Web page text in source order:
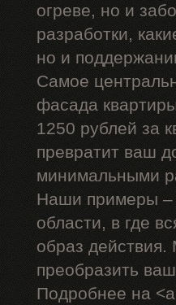
огреве, но и
разработки,
но и
Самое
фасада
1250 рублей за
превратит ваш
минимальными
Наши примеры –
области, в где
образ
преобразить
Подробнее на